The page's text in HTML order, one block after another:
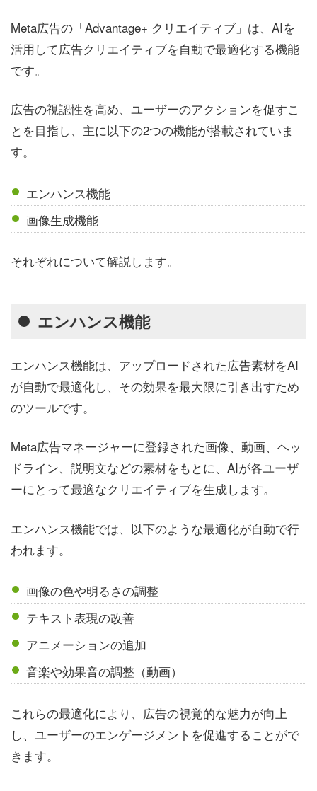
Meta広告の「Advantage+ クリエイティブ」は、AIを
活用して広告クリエイティブを自動で最適化する機能
です。
広告の視認性を高め、ユーザーのアクションを促すこ
とを目指し、主に以下の2つの機能が搭載されていま
す。
エンハンス機能
画像生成機能
それぞれについて解説します。
エンハンス機能
エンハンス機能は、アップロードされた広告素材をAI
が自動で最適化し、その効果を最大限に引き出すため
のツールです。
Meta広告マネージャーに登録された画像、動画、ヘッ
ドライン、説明文などの素材をもとに、AIが各ユーザ
ーにとって最適なクリエイティブを生成します。
エンハンス機能では、以下のような最適化が自動で行
われます。
画像の色や明るさの調整
テキスト表現の改善
アニメーションの追加
音楽や効果音の調整（動画）
これらの最適化により、広告の視覚的な魅力が向上
し、ユーザーのエンゲージメントを促進することがで
きます。